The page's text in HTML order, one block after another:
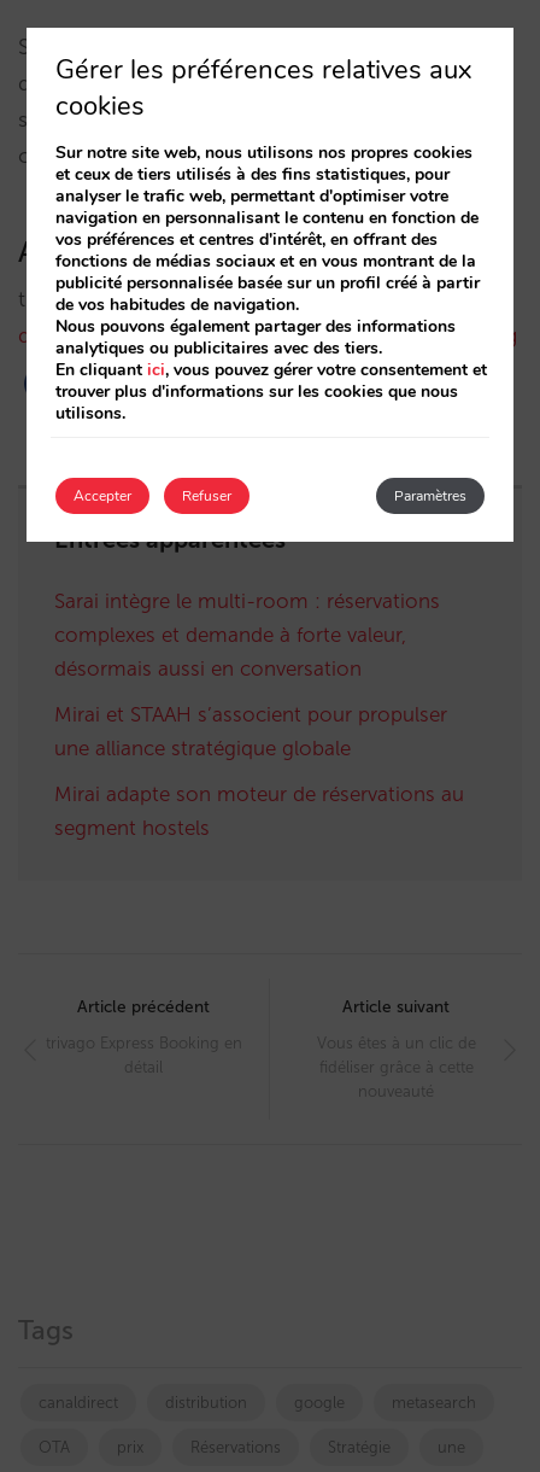
Si vous ne faites pas de campagnes sur trivago et
que vous souhaitez commencer à en faire ou
souhaitez plus d’information, n’hésitez pas à
contacter votre account manager.
Article lié:
trivago Hotel Manager Blog: Pablo Delgado,
dirigeant de Mirai, parle de trivago Express Booking
Entrées apparentées
Sarai intègre le multi-room : réservations
complexes et demande à forte valeur,
désormais aussi en conversation
Mirai et STAAH s’associent pour propulser
une alliance stratégique globale
Mirai adapte son moteur de réservations au
segment hostels
navigation
Article précédent
trivago Express Booking en
détail
Article suivant
Vous êtes à un clic de
fidéliser grâce à cette
nouveauté
Tags
canaldirect distribution google metasearch
OTA prix Réservations Stratégie une
Gérer les préférences relatives aux
cookies
Sur notre site web, nous utilisons nos propres cookies
et ceux de tiers utilisés à des fins statistiques, pour
analyser le trafic web, permettant d'optimiser votre
navigation en personnalisant le contenu en fonction de
vos préférences et centres d'intérêt, en offrant des
fonctions de médias sociaux et en vous montrant de la
publicité personnalisée basée sur un profil créé à partir
de vos habitudes de navigation.
Nous pouvons également partager des informations
analytiques ou publicitaires avec des tiers.
En cliquantici, vous pouvez gérer votre consentement et
trouver plus d'informations sur les cookies que nous
utilisons.
Accepter Paramètres
Refuser